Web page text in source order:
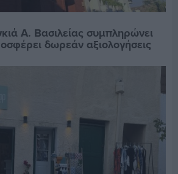
Α. Βασιλείας συμπληρώνει
δωρεάν αξιολογήσεις